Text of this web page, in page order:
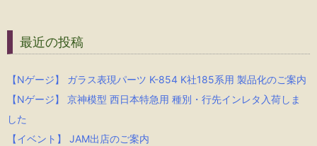
最近の投稿
【Nゲージ】 ガラス表現パーツ K-854 K社185系用 製品化のご案内
【Nゲージ】 京神模型 西日本特急用 種別・行先インレタ入荷しま
した
【イベント】 JAM出店のご案内